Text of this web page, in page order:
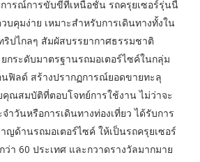
ารณ์การขับขี่ที่เหนือชั้น รถครุยเซอร์รุ่นนี้
คุมง่าย เหมาะสำหรับการเดินทางทั้งใน
ริปไกลๆ สัมผัสบรรยากาศธรรมชาติ
กระดับมาตรฐานรถมอเตอร์ไซค์ในกลุ่ม
ฟิลด์ สร้างปรากฏการณ์ยอดขายทะลุ
คุณสมบัติที่ตอบโจทย์การใช้งาน ไม่ว่าจะ
ำวันหรือการเดินทางท่องเที่ยว ได้รับการ
ญด้านรถมอเตอร์ไซค์ ให้เป็นรถครุยเซอร์
า 60 ประเทศ และกวาดรางวัลมากมาย